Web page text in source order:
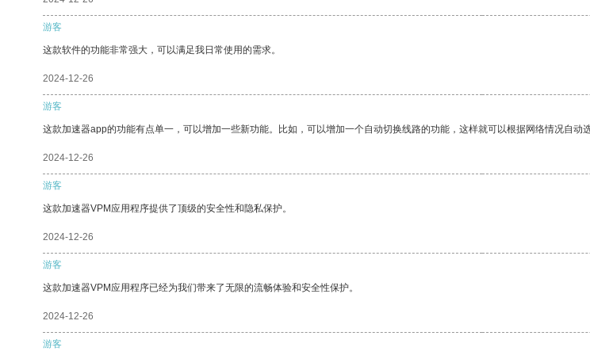
游客
这款软件的功能非常强大，可以满足我日常使用的需求。
2024-12-26
游客
这款加速器app的功能有点单一，可以增加一些新功能。比如，可以增加一个自动切换线路的功能，这样就可以根据网络情况自动
2024-12-26
游客
这款加速器VPM应用程序提供了顶级的安全性和隐私保护。
2024-12-26
游客
这款加速器VPM应用程序已经为我们带来了无限的流畅体验和安全性保护。
2024-12-26
游客